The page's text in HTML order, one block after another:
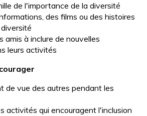
de l'importance de la diversité
des films ou des histoires
amis à inclure de nouvelles
leurs activités
de vue des autres pendant les
activités qui encouragent l'inclusion